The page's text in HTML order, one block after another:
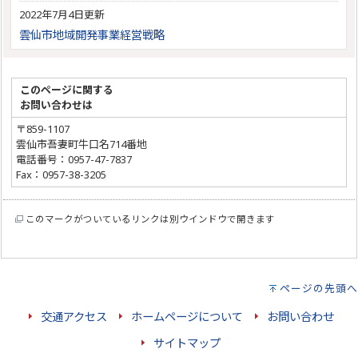
2022年7月4日更新
雲仙市地域開発事業経営戦略
このページに関する
お問い合わせは
〒859-1107
雲仙市吾妻町牛口名714番地
電話番号：0957-47-7837
Fax：0957-38-3205
このマークがついているリンクは別ウインドウで開きます
ページの先頭へ
交通アクセス ホームページについて
お問い合わせ
サイトマップ